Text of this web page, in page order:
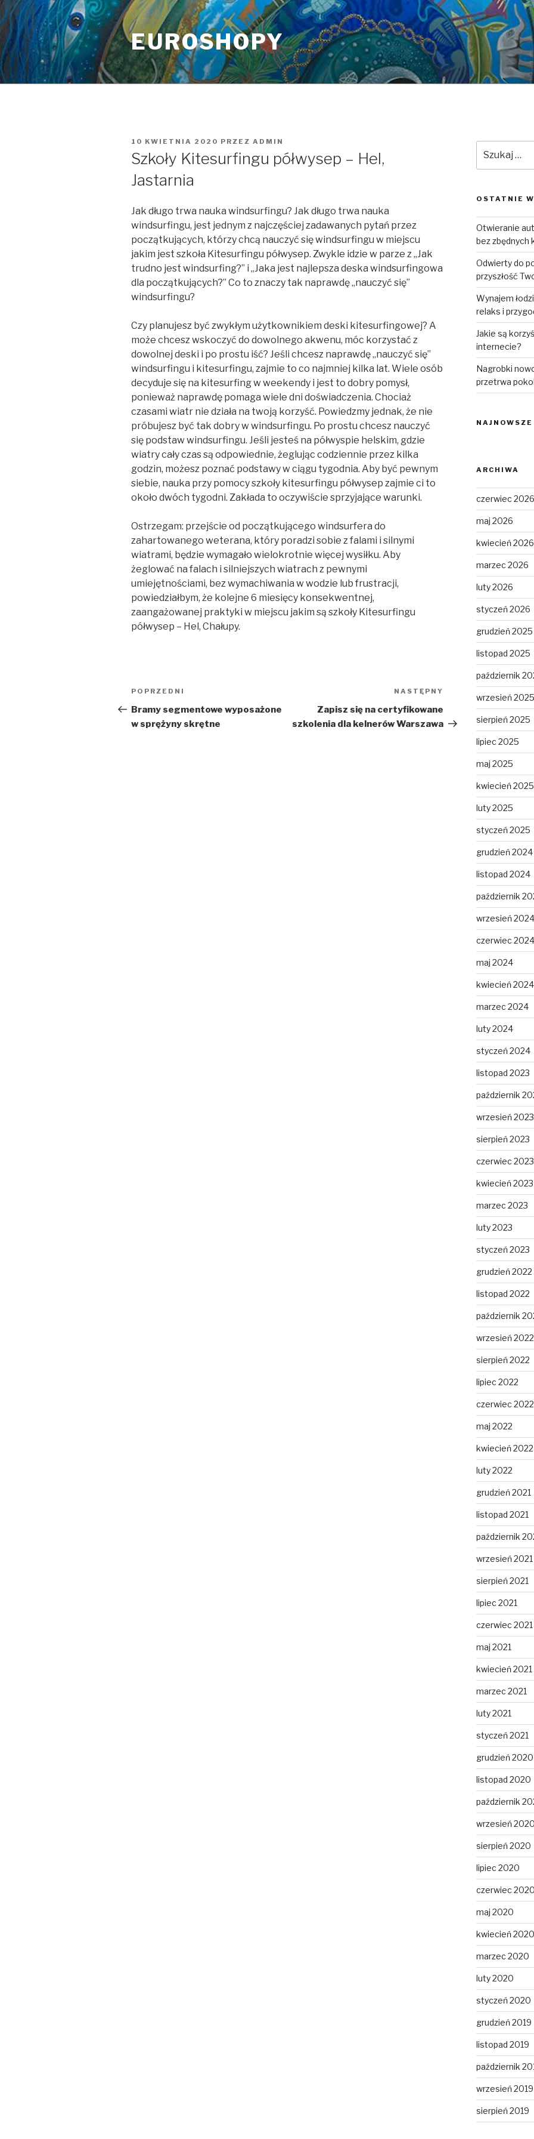
Przeskocz
do
treści
EUROSHOPY
OPUBLIKOWANE
10 KWIETNIA 2020 PRZEZ ADMIN
Szkoły Kitesurfingu półwysep – Hel,
Jastarnia
Jak długo trwa nauka windsurfingu? Jak długo trwa nauka
windsurfingu, jest jednym z najczęściej zadawanych pytań przez
początkujących, którzy chcą nauczyć się windsurfingu w miejscu
jakim jest szkoła Kitesurfingu półwysep. Zwykle idzie w parze z „Jak
trudno jest windsurfing?” i „Jaka jest najlepsza deska windsurfingowa
dla początkujących?” Co to znaczy tak naprawdę „nauczyć się”
windsurfingu?
Czy planujesz być zwykłym użytkownikiem deski kitesurfingowej? A
może chcesz wskoczyć do dowolnego akwenu, móc korzystać z
dowolnej deski i po prostu iść? Jeśli chcesz naprawdę „nauczyć się”
windsurfingu i kitesurfingu, zajmie to co najmniej kilka lat. Wiele osób
decyduje się na kitesurfing w weekendy i jest to dobry pomysł,
ponieważ naprawdę pomaga wiele dni doświadczenia. Chociaż
czasami wiatr nie działa na twoją korzyść. Powiedzmy jednak, że nie
próbujesz być tak dobry w windsurfingu. Po prostu chcesz nauczyć
się podstaw windsurfingu. Jeśli jesteś na półwyspie helskim, gdzie
wiatry cały czas są odpowiednie, żeglując codziennie przez kilka
godzin, możesz poznać podstawy w ciągu tygodnia. Aby być pewnym
siebie, nauka przy pomocy szkoły kitesurfingu półwysep zajmie ci to
około dwóch tygodni. Zakłada to oczywiście sprzyjające warunki.
Ostrzegam: przejście od początkującego windsurfera do
zahartowanego weterana, który poradzi sobie z falami i silnymi
wiatrami, będzie wymagało wielokrotnie więcej wysiłku. Aby
żeglować na falach i silniejszych wiatrach z pewnymi
umiejętnościami, bez wymachiwania w wodzie lub frustracji,
powiedziałbym, że kolejne 6 miesięcy konsekwentnej,
zaangażowanej praktyki w miejscu jakim są szkoły Kitesurfingu
półwysep – Hel, Chałupy.
Nawigacja
wpisu
Poprzedni
wpis
POPRZEDNI
Bramy segmentowe wyposażone
w sprężyny skrętne
NASTĘPNY
Zapisz się na certyfikowane
szkolenia dla kelnerów Warszawa
OSTATNIE
Otwieranie
bez
Odwierty do
przyszłość
Wynajem
relaks i
Jakie są
internecie?
Nagrobki
przetrwa
ARCHIWA
czerwiec 2026
maj 2026
kwiecień 2026
marzec 2026
luty 2026
styczeń 2026
grudzień 2025
listopad 2025
październik
wrzesień 2025
sierpień 2025
lipiec 2025
maj 2025
kwiecień 2025
luty 2025
styczeń 2025
grudzień 2024
listopad 2024
październik
wrzesień 2024
czerwiec 2024
maj 2024
kwiecień 2024
marzec 2024
luty 2024
styczeń 2024
listopad 2023
październik
wrzesień 2023
sierpień 2023
czerwiec 2023
kwiecień 2023
marzec 2023
luty 2023
styczeń 2023
grudzień 2022
listopad 2022
październik
wrzesień 2022
sierpień 2022
lipiec 2022
czerwiec 2022
maj 2022
kwiecień 2022
luty 2022
grudzień 2021
listopad 2021
październik
wrzesień 2021
sierpień 2021
lipiec 2021
czerwiec 2021
maj 2021
kwiecień 2021
marzec 2021
luty 2021
styczeń 2021
grudzień 2020
listopad 2020
październik
wrzesień
sierpień 2020
lipiec 2020
czerwiec
maj 2020
kwiecień 2020
marzec 2020
luty 2020
styczeń 2020
grudzień 2019
listopad 2019
październik
wrzesień 2019
sierpień 2019